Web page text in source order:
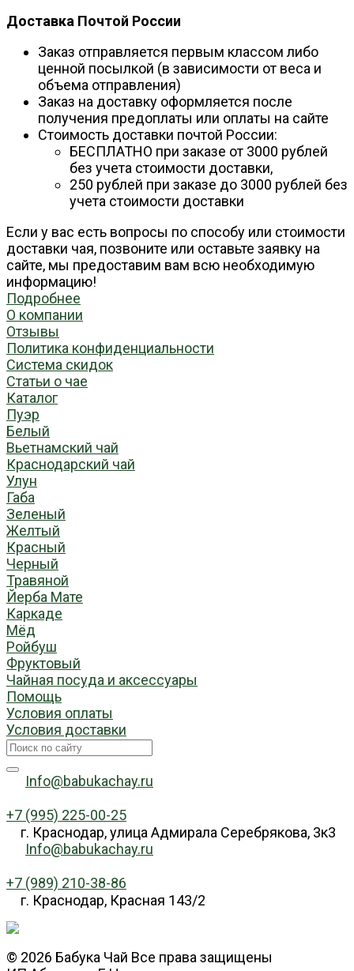
Доставка Почтой России
Заказ отправляется первым классом либо
ценной посылкой (в зависимости от веса и
объема отправления)
Заказ на доставку оформляется после
получения предоплаты или оплаты на сайте
Стоимость доставки почтой России:
БЕСПЛАТНО при заказе от 3000 рублей
без учета стоимости доставки,
250 рублей при заказе до 3000 рублей без
учета стоимости доставки
Если у вас есть вопросы по способу или стоимости
доставки чая, позвоните или оставьте заявку на
сайте, мы предоставим вам всю необходимую
информацию!
Подробнее
О компании
Отзывы
Политика конфиденциальности
Система скидок
Статьи о чае
Каталог
Пуэр
Белый
Вьетнамский чай
Краснодарский чай
Улун
Габа
Зеленый
Желтый
Красный
Черный
Травяной
Йерба Мате
Каркаде
Мёд
Ройбуш
Фруктовый
Чайная посуда и аксессуары
Помощь
Условия оплаты
Условия доставки
Info@babukachay.ru
+7 (995) 225-00-25
г. Краснодар, улица Адмирала Серебрякова, 3к3
Info@babukachay.ru
+7 (989) 210-38-86
г. Краснодар, Красная 143/2
© 2026 Бабука Чай Все права защищены